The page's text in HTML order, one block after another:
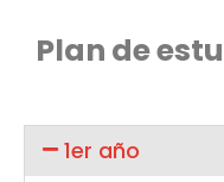
Plan de
1er año